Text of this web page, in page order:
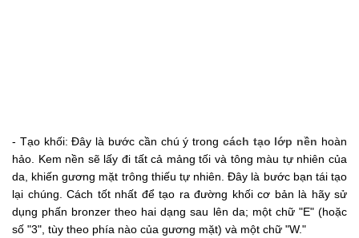
- Tạo khối: Đây là bước cần chú ý trong cách tạo lớp nền hoàn
hảo. Kem nền sẽ lấy đi tất cả mảng tối và tông màu tự nhiên của
da, khiến gương mặt trông thiếu tự nhiên. Đây là bước bạn tái tạo
lại chúng. Cách tốt nhất để tạo ra đường khối cơ bản là hãy sử
dụng phấn bronzer theo hai dạng sau lên da; một chữ "E" (hoặc
số "3", tùy theo phía nào của gương mặt) và một chữ "W."